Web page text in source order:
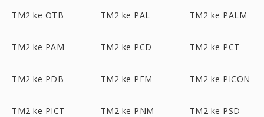
TM2 ke OTB TM2 ke PAL TM2 ke PALM
TM2 ke PAM TM2 ke PCD TM2 ke PCT
TM2 ke PDB TM2 ke PFM TM2 ke PICON
TM2 ke PICT TM2 ke PNM TM2 ke PSD